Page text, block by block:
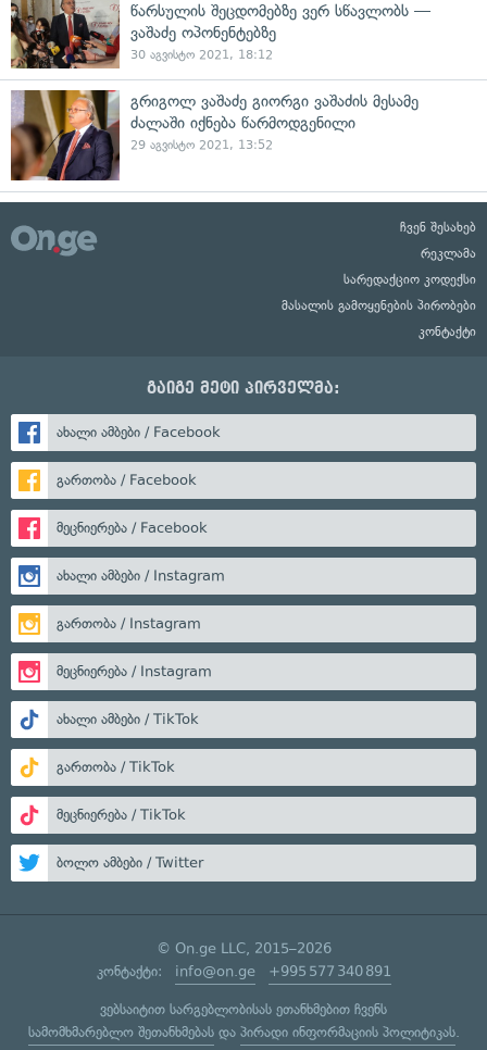
წარსულის შეცდომებზე ვერ სწავლობს —
ვაშაძე ოპონენტებზე
30 აგვისტო 2021, 18:12
გრიგოლ ვაშაძე გიორგი ვაშაძის მესამე
ძალაში იქნება წარმოდგენილი
29 აგვისტო 2021, 13:52
ჩვენ შესახებ
რეკლამა
სარედაქციო კოდექსი
მასალის გამოყენების პირობები
კონტაქტი
გაიგე მეტი პირველმა:
ახალი ამბები / Facebook
გართობა / Facebook
მეცნიერება / Facebook
ახალი ამბები / Instagram
გართობა / Instagram
მეცნიერება / Instagram
ახალი ამბები / TikTok
გართობა / TikTok
მეცნიერება / TikTok
ბოლო ამბები / Twitter
© On.ge LLC, 2015–2026
კონტაქტი: info@on.ge +995 577 340 891
ვებსაიტით სარგებლობისას ეთანხმებით ჩვენს
სამომხმარებლო შეთანხმებასდა პირადი ინფორმაციის პოლიტიკას.